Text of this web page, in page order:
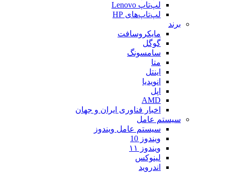
لپ‌تاپ Lenovo
لپ‌تاپ‌های HP
برند
مایکروسافت
گوگل
سامسونگ
متا
اینتل
انویدیا
اپل
AMD
اخبار فناوری ایران و جهان
سیستم عامل
سیستم عامل ویندوز
ویندوز 10
ویندوز ۱۱
لینوکس
اندروید